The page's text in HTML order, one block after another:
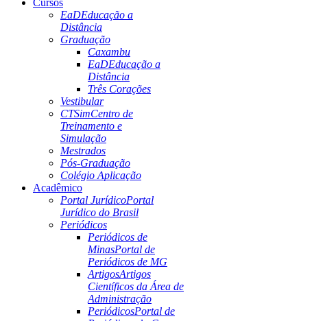
Cursos
EaDEducação a
Distância
Graduação
Caxambu
EaDEducação a
Distância
Três Corações
Vestibular
CTSimCentro de
Treinamento e
Simulação
Mestrados
Pós-Graduação
Colégio Aplicação
Acadêmico
Portal JurídicoPortal
Jurídico do Brasil
Periódicos
Periódicos de
MinasPortal de
Periódicos de MG
ArtigosArtigos
Científicos da Área de
Administração
PeriódicosPortal de